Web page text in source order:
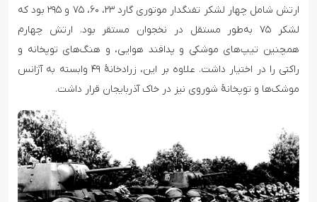
ارتش شامل چهار لشکر تفنگدار موتوری گارد ۲۳، ۶۰، ۷۵ و ۲۹۵ بود که
لشکر ۷۵ به‌طور مستقل در نخجوان مستقر بود. ارتش چهارم
همچنین تیپ‌های موشکی و پدافند هوایی، و هنگ‌های توپخانه و
راکتی را در اختیار داشت. علاوه بر این، زرادخانهٔ ۴۹ وابسته به آژانس
موشک‌ها و توپخانهٔ شوروی نیز در خاک آذربایجان قرار داشت.